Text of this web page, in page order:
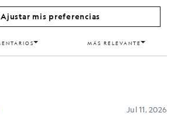
Ajustar mis preferencias